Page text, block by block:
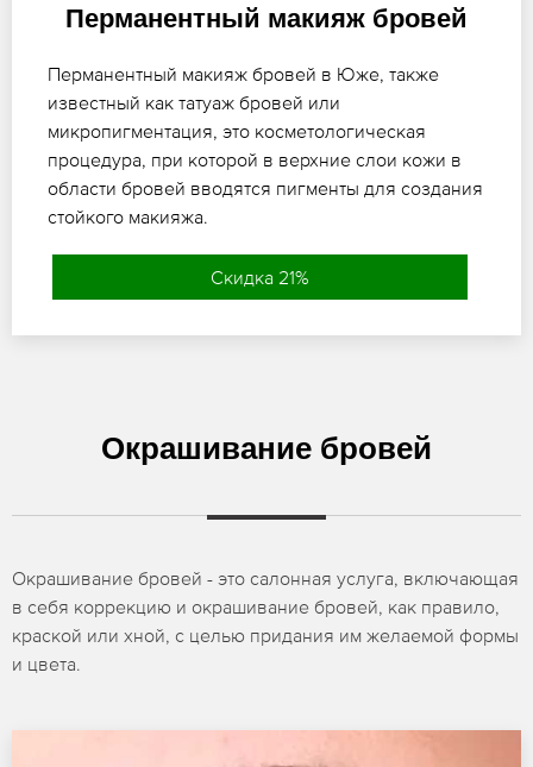
Перманентный макияж бровей
Перманентный макияж бровей в Юже, также
известный как татуаж бровей или
микропигментация, это косметологическая
процедура, при которой в верхние слои кожи в
области бровей вводятся пигменты для создания
стойкого макияжа.
Скидка 21%
Окрашивание бровей
Окрашивание бровей - это салонная услуга, включающая
в себя коррекцию и окрашивание бровей, как правило,
краской или хной, с целью придания им желаемой формы
и цвета.